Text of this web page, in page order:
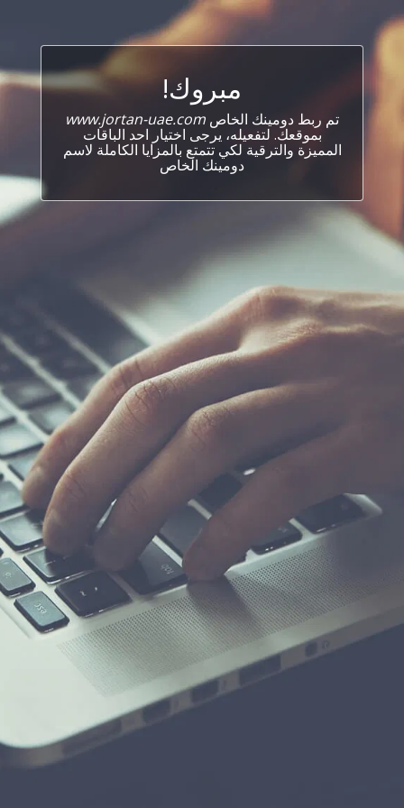
مبروك!
تم ربط دومينك الخاص www.jortan-uae.com
بموقعك. لتفعيله، يرجى اختيار احد الباقات
المميزة والترقية لكي تتمتع بالمزايا الكاملة لاسم
دومينك الخاص